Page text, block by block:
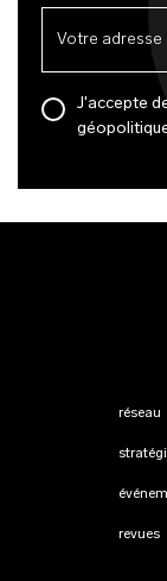
J'accepte
réseau
revues